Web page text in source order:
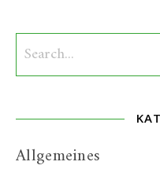
Allgemeines